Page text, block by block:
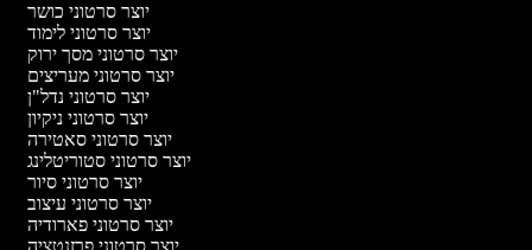
יוצר סרטוני כושר
יוצר סרטוני לימוד
יוצר סרטוני מסך ירוק
יוצר סרטוני מעריצים
יוצר סרטוני נדל"ן
יוצר סרטוני ניקיון
יוצר סרטוני סאטירה
יוצר סרטוני סטוריטלינג
יוצר סרטוני סיור
יוצר סרטוני עיצוב
יוצר סרטוני פארודיה